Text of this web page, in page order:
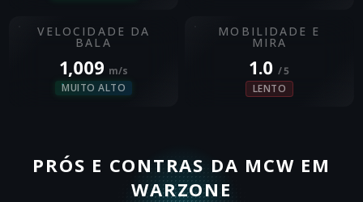
VELOCIDADE DA
BALA
1,009 m/s
MUITO ALTO
MOBILIDADE E
MIRA
1.0 / 5
LENTO
PRÓS E CONTRAS DA MCW EM
WARZONE